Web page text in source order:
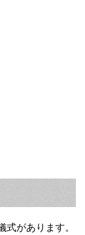
があります。